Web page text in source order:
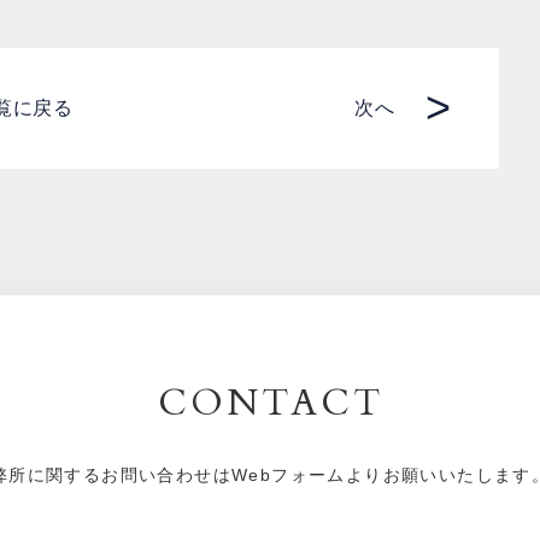
に戻る 次へ >
CONTACT
所に関するお問い合わせはWebフォームよりお願いいたします